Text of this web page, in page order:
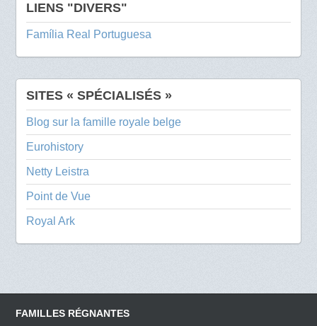
LIENS "DIVERS"
Família Real Portuguesa
SITES « SPÉCIALISÉS »
Blog sur la famille royale belge
Eurohistory
Netty Leistra
Point de Vue
Royal Ark
FAMILLES RÉGNANTES